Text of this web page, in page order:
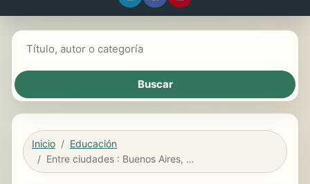
Inicio
Educación
Entre ciudades : Buenos Aires, Puebla, Barcelona